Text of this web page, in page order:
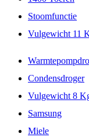
Stoomfunctie
Vulgewicht 11
Condensdroger
Vulgewicht 8
Samsung
Miele